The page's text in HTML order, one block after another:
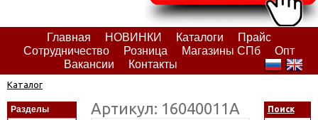
Главная НОВИНКИ Каталоги
Прайс
Сотрудничество
Розница Магазины СПб
Опт
Вакансии
Контакты
Каталог
Разделы Артикул: 16040011А Поиск